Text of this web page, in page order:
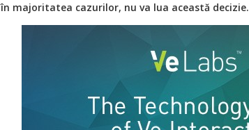
în majoritatea cazurilor, nu va lua această decizie.